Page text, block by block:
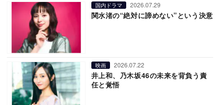
国内ドラマ 2026.07.29
関水渚の“絶対に諦めない”という決意
映画 2026.07.22
井上和、乃木坂46の未来を背負う責
任と覚悟